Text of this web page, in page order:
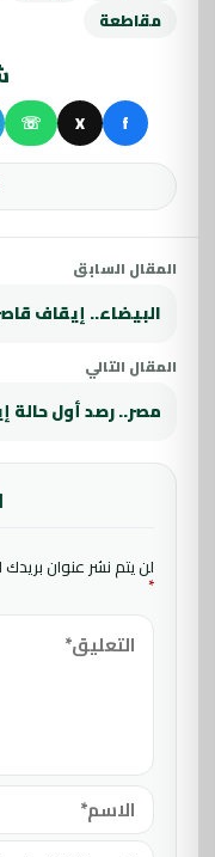
مقاطعة
f
X
☏
المقال السابق
البيضاء.. إيقاف
المقال التالي
مصر.. رصد أول حالة
لن يتم نشر عنوان بريدك
*